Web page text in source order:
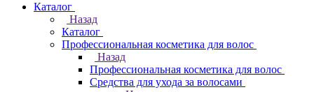
Каталог
Назад
Каталог
Профессиональная косметика для волос
Назад
Профессиональная косметика для волос
Средства для ухода за волосами